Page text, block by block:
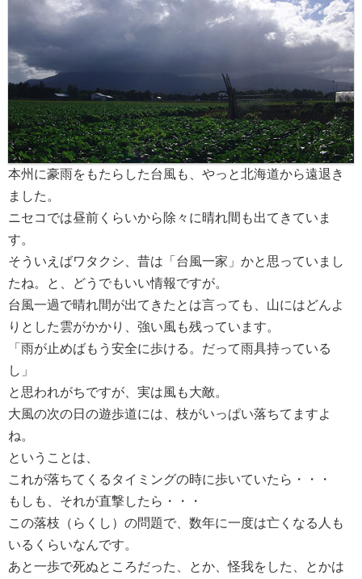
本州に豪雨をもたらした台風も、やっと北海道から遠退き
ました。
ニセコでは昼前くらいから除々に晴れ間も出てきていま
す。
そういえばワタクシ、昔は「台風一家」かと思っていまし
たね。と、どうでもいい情報ですが。
台風一過で晴れ間が出てきたとは言っても、山にはどんよ
りとした雲がかかり、強い風も残っています。
「雨が止めばもう安全に歩ける。だって雨具持っている
し」
と思われがちですが、実は風も大敵。
大風の次の日の遊歩道には、枝がいっぱい落ちてますよ
ね。
ということは、
これが落ちてくるタイミングの時に歩いていたら・・・
もしも、それが直撃したら・・・
この落枝（らくし）の問題で、数年に一度は亡くなる人も
いるくらいなんです。
あと一歩で死ぬところだった、とか、怪我をした、とかは